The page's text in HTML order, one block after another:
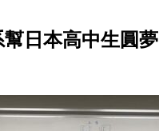
日本高中生圓夢